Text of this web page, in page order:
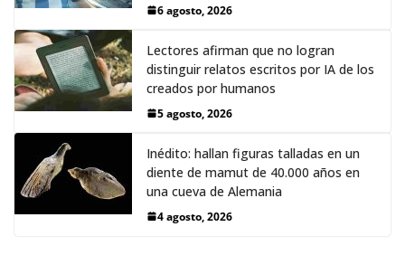
6 agosto, 2026
Lectores afirman que no logran
distinguir relatos escritos por IA de los
creados por humanos
5 agosto, 2026
Inédito: hallan figuras talladas en un
diente de mamut de 40.000 años en
una cueva de Alemania
4 agosto, 2026